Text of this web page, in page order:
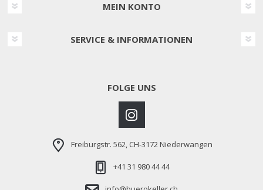
MEIN KONTO
SERVICE & INFORMATIONEN
FOLGE UNS
Freiburgstr. 562, CH-3172 Niederwangen
+41 31 980 44 44